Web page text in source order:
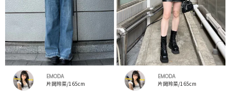
EMODA
片岡玲菜/165cm
EMODA
片岡玲菜/165cm